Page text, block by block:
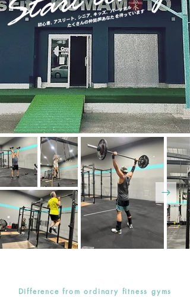
Difference from ordinary fitness gyms